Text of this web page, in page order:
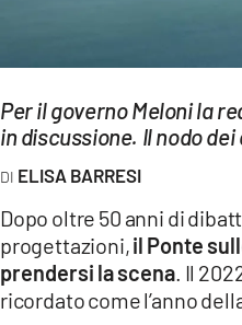
Streaming
LAC TV
LaC
Network
Per il governo Meloni la
in discussione. Il nodo
ELISA BARRESI
Dopo oltre 50 anni di
progettazioni,il Ponte
prendersi la scena . Il
ricordato come l’anno